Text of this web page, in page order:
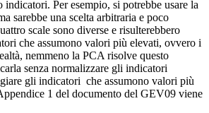
Per esempio, si potrebbe usare la
sarebbe una scelta arbitraria e poco
scale sono diverse e risulterebbero
che assumono valori più elevati, ovvero i
nemmeno la PCA risolve questo
senza normalizzare gli indicatori
gli indicatori che assumono valori più
1 del documento del GEV09 viene